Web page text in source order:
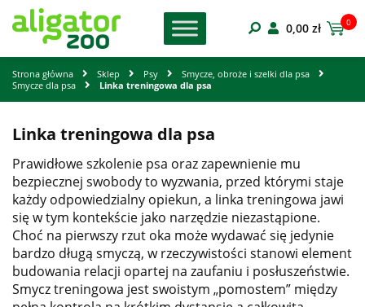
0,00 zł 0
Strona główna Sklep Psy
Smycze, obroże i szelki dla psa
Smycze dla psa
Linka treningowa dla psa
Linka treningowa dla psa
Prawidłowe szkolenie psa oraz zapewnienie mu
bezpiecznej swobody to wyzwania, przed którymi staje
każdy odpowiedzialny opiekun, a linka treningowa jawi
się w tym kontekście jako narzędzie niezastąpione.
Choć na pierwszy rzut oka może wydawać się jedynie
bardzo długą smyczą, w rzeczywistości stanowi element
budowania relacji opartej na zaufaniu i posłuszeństwie.
Smycz treningowa jest swoistym „pomostem” między